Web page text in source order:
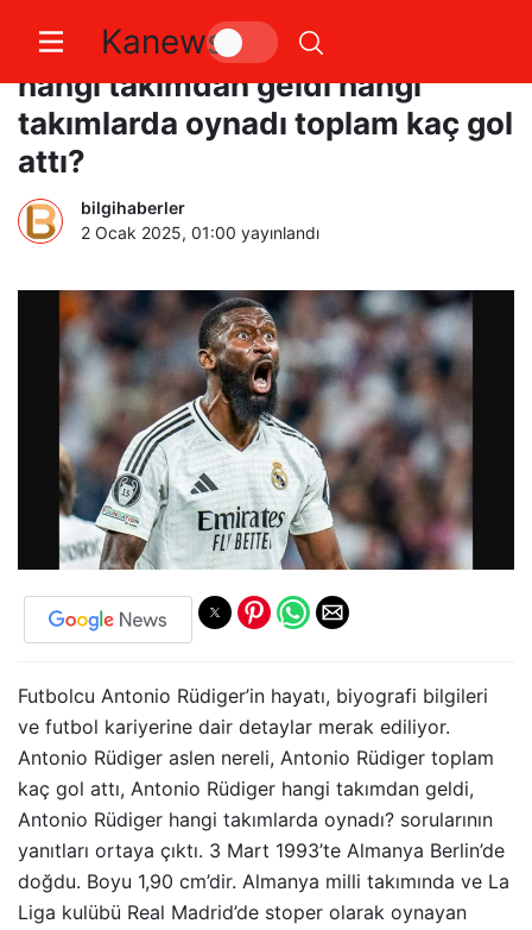
Kanews
Antonio Rüdiger aslen nereli
hangi takımdan geldi hangi
takımlarda oynadı toplam kaç gol
attı?
bilgihaberler
2 Ocak 2025, 01:00 yayınlandı
Futbolcu Antonio Rüdiger’in hayatı, biyografi bilgileri
ve futbol kariyerine dair detaylar merak ediliyor.
Antonio Rüdiger aslen nereli, Antonio Rüdiger toplam
kaç gol attı, Antonio Rüdiger hangi takımdan geldi,
Antonio Rüdiger hangi takımlarda oynadı? sorularının
yanıtları ortaya çıktı. 3 Mart 1993’te Almanya Berlin’de
doğdu. Boyu 1,90 cm’dir. Almanya milli takımında ve La
Liga kulübü Real Madrid’de stoper olarak oynayan